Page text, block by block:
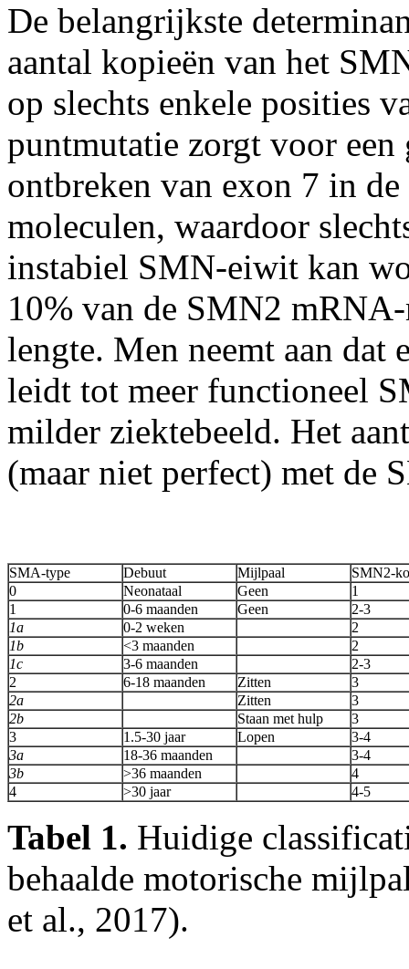
De belangrijkste
aantal kopieën van het
op slechts enkele posities
puntmutatie zorgt voor een
ontbreken van exon 7 in
moleculen, waardoor
instabiel SMN-eiwit kan
10% van de SMN2
lengte. Men neemt aan dat
leidt tot meer functioneel
milder ziektebeeld. Het
(maar niet perfect) met de
SMA-type Debuut Mijlpaal
SMN2-
0
Neonataal Geen
1
1
0-6 maanden Geen
2-3
1a
0-2 weken
2
1b
<3 maanden
2
1c
3-6 maanden
2-3
2
6-18 maanden Zitten
3
2a
Zitten
3
2b
Staan met hulp
3
3
1.5-30 jaar Lopen
3-4
3a
18-36 maanden
3-4
3b
>36 maanden
4
4
>30 jaar 4-5
Tabel 1. Huidige
behaalde motorische
et al., 2017).